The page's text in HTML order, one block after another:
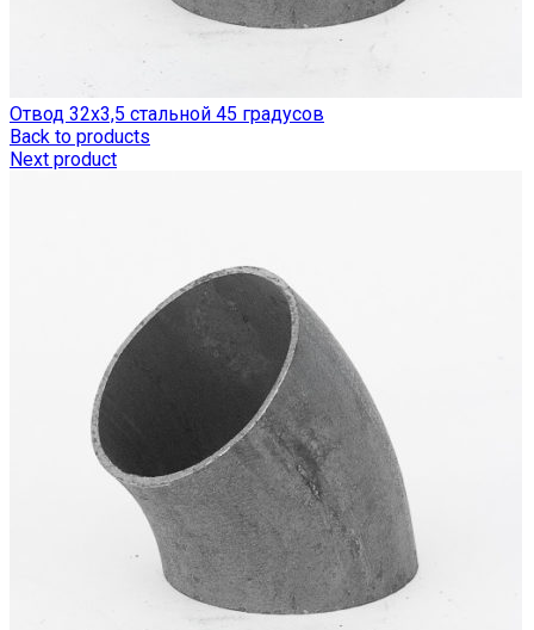
Отвод 32х3,5 стальной 45 градусов
Back to products
Next product